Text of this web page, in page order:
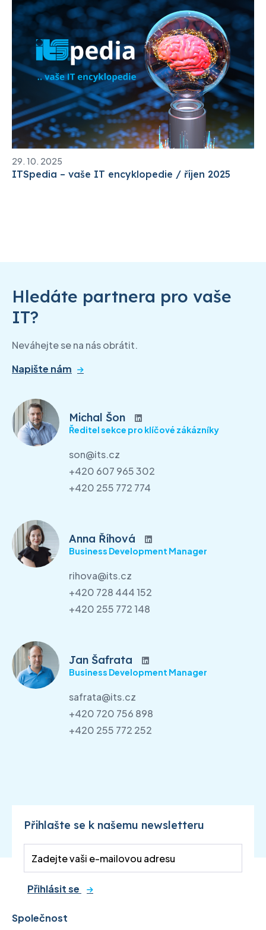
29. 10. 2025
ITSpedia – vaše IT encyklopedie / říjen 2025
Hledáte partnera pro vaše
IT?
Neváhejte se na nás obrátit.
Napište nám
Michal Šon
Ředitel sekce pro klíčové zákázníky
son@its.cz
+420 607 965 302
+420 255 772 774
Anna Říhová
Business Development Manager
rihova@its.cz
+420 728 444 152
+420 255 772 148
Jan Šafrata
Business Development Manager
safrata@its.cz
+420 720 756 898
+420 255 772 252
Přihlašte se k našemu newsletteru
Přihlásit se
Společnost